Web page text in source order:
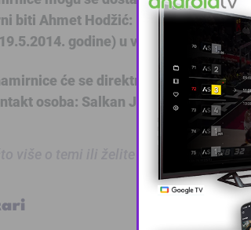
biti Ahmet Hodžić: – nedjelja
godine) u vremenu od 08:00
će se direktno dostaviti
osoba: Salkan Joldić,
više o temi ili želite prijaviti grešku u